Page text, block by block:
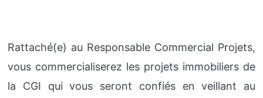
Rattaché(e) au Responsable Commercial Projets,
vous commercialiserez les projets immobiliers de
la CGI qui vous seront confiés en veillant au